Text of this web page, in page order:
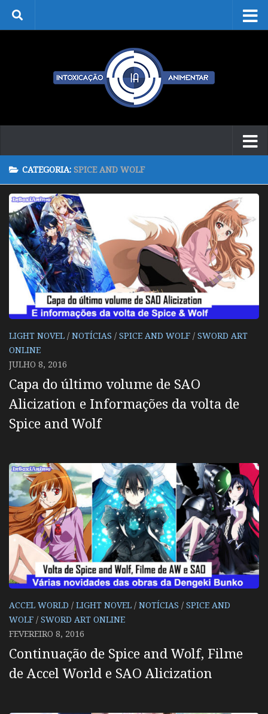
Skip to content
CATEGORIA: SPICE AND WOLF
LIGHT NOVEL / NOTÍCIAS / SPICE AND WOLF / SWORD ART
ONLINE
JULHO 8, 2016
Capa do último volume de SAO
Alicization e Informações da volta de
Spice and Wolf
ACCEL WORLD / LIGHT NOVEL / NOTÍCIAS / SPICE AND
WOLF / SWORD ART ONLINE
FEVEREIRO 8, 2016
Continuação de Spice and Wolf, Filme
de Accel World e SAO Alicization